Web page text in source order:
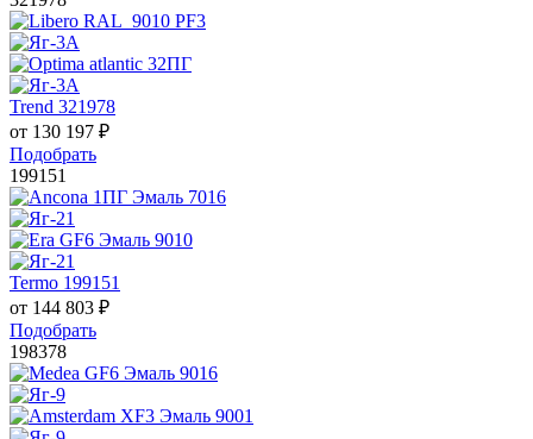
Trend 321978
от 130 197 ₽
Подобрать
199151
Termo 199151
от 144 803 ₽
Подобрать
198378